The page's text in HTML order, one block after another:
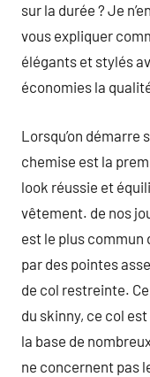
sur la durée ? Je
vous expliquer
élégants et stylés
économies la
Lorsqu’on démarre
chemise est la
look réussie et
vêtement. de nos
est le plus commun
par des pointes
de col restreinte.
du skinny, ce col
la base de
ne concernent pas